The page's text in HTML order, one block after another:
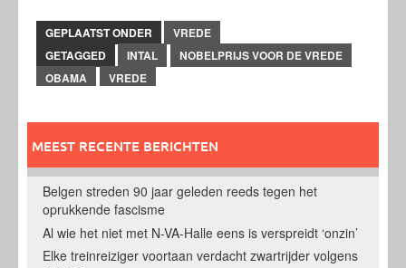
GEPLAATST ONDER
VREDE
GETAGGED
INTAL
NOBELPRIJS VOOR DE VREDE
OBAMA
VREDE
MEEST RECENTE BERICHTEN
Belgen streden 90 jaar geleden reeds tegen het
oprukkende fascisme
Al wie het niet met N-VA-Halle eens is verspreidt ‘onzin’
Elke treinreiziger voortaan verdacht zwartrijder volgens